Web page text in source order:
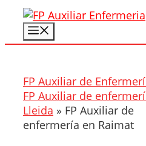
Saltar
contenido
FP Auxiliar de
FP Auxiliar de
Lleida » FP Auxiliar de
enfermería en Raimat